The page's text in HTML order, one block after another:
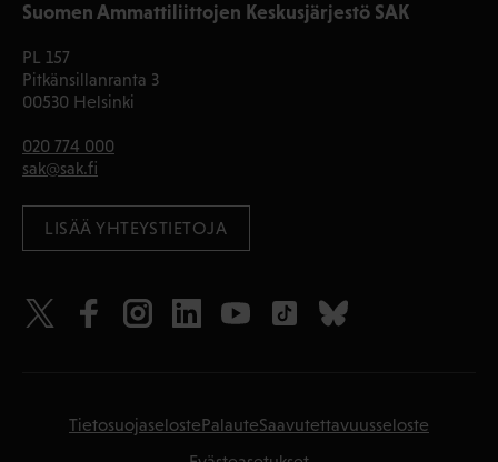
Suomen Ammattiliittojen Keskusjärjestö SAK
PL 157
Pitkänsillanranta 3
00530 Helsinki
020 774 000
sak@sak.fi
LISÄÄ YHTEYSTIETOJA
TietosuojaselostePalauteSaavutettavuusseloste